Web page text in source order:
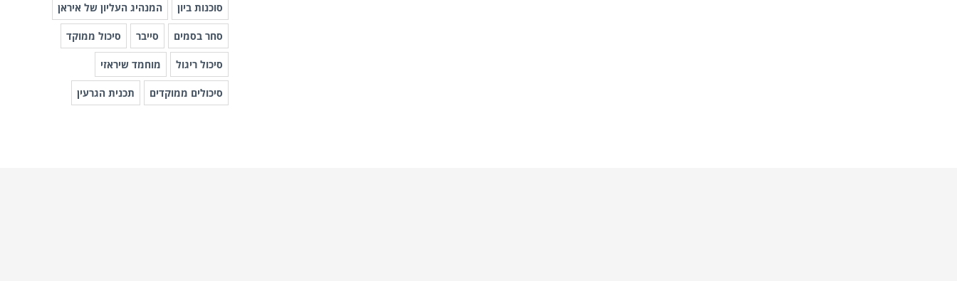
סוכנות ביון המנהיג העליון של איראן
סחר בסמים סייבר סיכול ממוקד
סיכול ריגול מוחמד שיראזי
סיכולים ממוקדים תכנית הגרעין